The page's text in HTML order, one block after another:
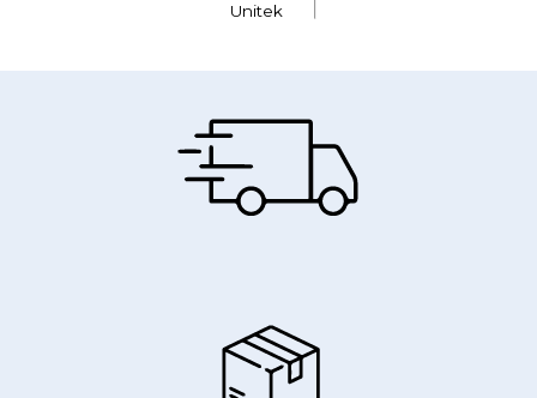
Unitek